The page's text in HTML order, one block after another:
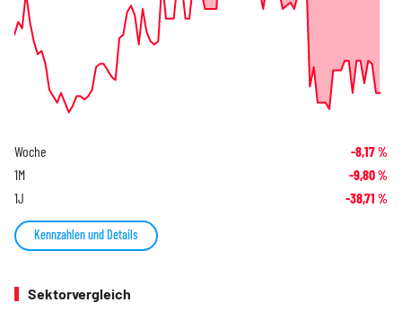
Woche -8,17%
1M -9,80%
1J -38,71 %
Kennzahlen und Details
Sektorvergleich